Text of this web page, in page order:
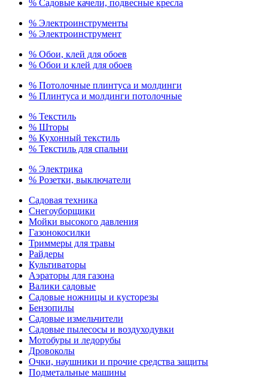
% Садовые качели, подвесные кресла
% Электроинструменты
% Электроинструмент
% Обои, клей для обоев
% Обои и клей для обоев
% Потолочные плинтуса и молдинги
% Плинтуса и молдинги потолочные
% Текстиль
% Шторы
% Кухонный текстиль
% Текстиль для спальни
% Электрика
% Розетки, выключатели
Садовая техника
Снегоуборщики
Мойки высокого давления
Газонокосилки
Триммеры для травы
Райдеры
Культиваторы
Аэраторы для газона
Валики садовые
Садовые ножницы и кусторезы
Бензопилы
Садовые измельчители
Садовые пылесосы и воздуходувки
Мотобуры и ледорубы
Дровоколы
Очки, наушники и прочие средства защиты
Подметальные машины